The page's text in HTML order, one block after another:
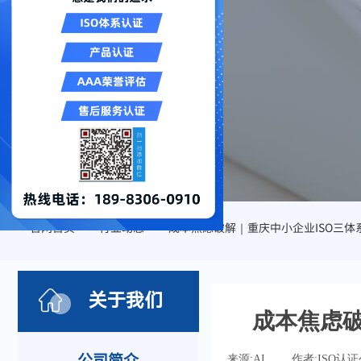
官网首页 >> 行业动态 >> 成本焦虑破解｜重庆中小企业ISO三
关于我们
成本焦虑